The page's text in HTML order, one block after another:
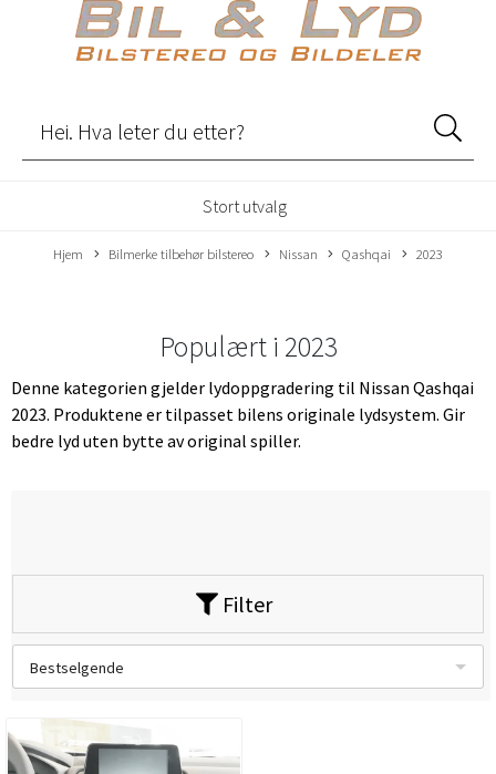
Stort utvalg
Hjem Bilmerke tilbehør bilstereo Nissan Qashqai 2023
Populært i 2023
Denne kategorien gjelder lydoppgradering til Nissan Qashqai
2023. Produktene er tilpasset bilens originale lydsystem. Gir
bedre lyd uten bytte av original spiller.
Filter
Bestselgende